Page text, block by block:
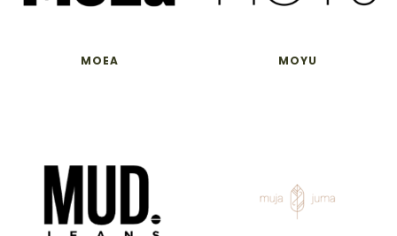
MOEA MOYU